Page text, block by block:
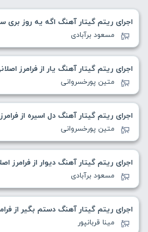
اجرای ریتم گیتار آهنگ اگه یه روز بری
مسعود برآبادی
اجرای ریتم گیتار آهنگ یار از فرامرز
متین پورخسروانی
اجرای ریتم گیتار آهنگ دل اسیره از
متین پورخسروانی
اجرای ریتم گیتار آهنگ دیوار از فرامرز
مسعود برآبادی
اجرای ریتم گیتار آهنگ دستم بگیر از
مینا قربانپور